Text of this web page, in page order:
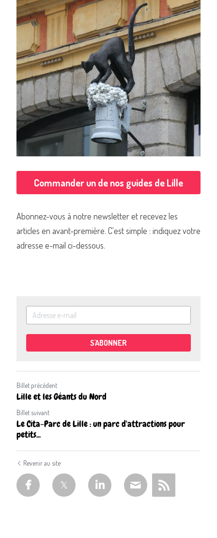
Commander un de nos guides de Lille
Abonnez-vous à notre newsletter et recevez les
articles en avant-première. C'est simple : indiquez votre
adresse e-mail ci-dessous.
S'ABONNER
Billet précédent
Lille et les Géants du Nord
Billet suivant
Le Cita-Parc de Lille : un parc d'attractions pour
petits...
Revenir au site